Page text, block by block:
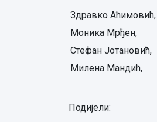
Здравко Аћимовић,
Моника Мрђен,
Стефан Јотановић,
Милена Мандић,
Подијели: